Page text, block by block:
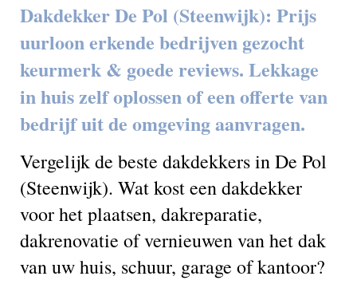
Dakdekker De Pol (Steenwijk): Prijs
uurloon erkende bedrijven gezocht
keurmerk & goede reviews. Lekkage
in huis zelf oplossen of een offerte van
bedrijf uit de omgeving aanvragen.
Vergelijk de beste dakdekkers in De Pol
(Steenwijk). Wat kost een dakdekker
voor het plaatsen, dakreparatie,
dakrenovatie of vernieuwen van het dak
van uw huis, schuur, garage of kantoor?